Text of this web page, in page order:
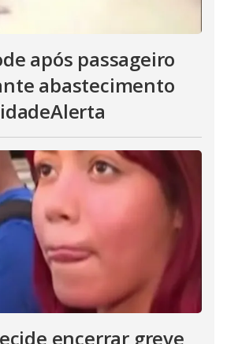
após passageiro
abastecimento
encerrar greve